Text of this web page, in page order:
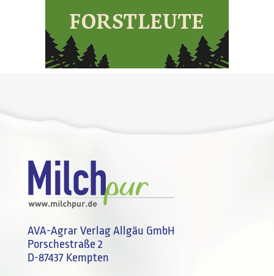
AVA-Agrar Verlag Allgäu GmbH
Porschestraße 2
D-87437 Kempten